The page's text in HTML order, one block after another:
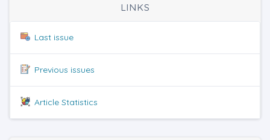
LINKS
Last issue
Previous issues
Article Statistics